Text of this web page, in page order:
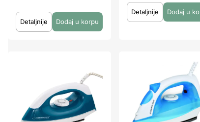
Detaljnije
Detaljnije